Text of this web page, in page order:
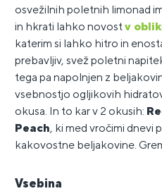
osvežilnih poletnih limonad
in hkrati lahko novost v
katerim si lahko hitro in
prebavljiv, svež poletni
tega pa napolnjen z
vsebnostjo ogljikovih
okusa. In to kar v 2 okusih:
Peach, ki med vročimi dnevi
kakovostne beljakovine.
Vsebina